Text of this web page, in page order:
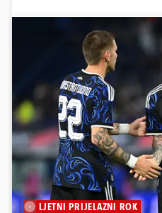
LJETNI PRIJELAZNI ROK